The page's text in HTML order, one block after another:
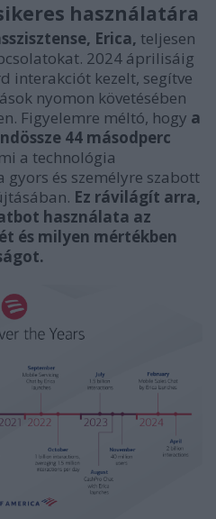
használatára
Erica, teljesen
2024 áprilisáig
interakciót kezelt, segítve
nyomon követésében
Figyelemre méltó, hogy a
44 másodperc
a technológia
és személyre szabott
Ez rávilágít arra,
használata az
és milyen mértékben